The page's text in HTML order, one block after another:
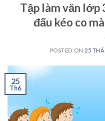
Tập làm văn lớp
đấu kéo co
POSTED ON 25
25
Th6